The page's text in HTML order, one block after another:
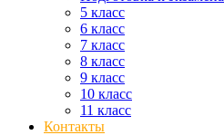
5 класс
6 класс
7 класс
8 класс
9 класс
10 класс
11 класс
Контакты